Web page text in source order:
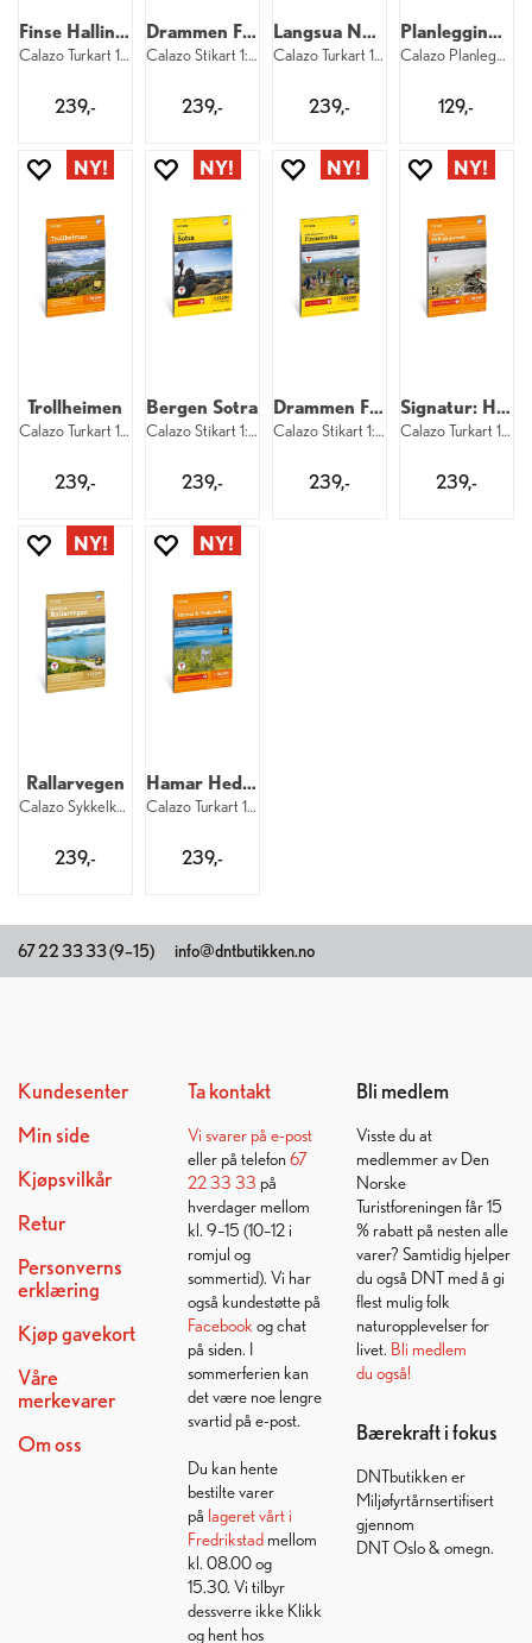
Finse Hallingskarvet Aurlandsdalen
Calazo Turkart 1:50 000
239,-
Drammen Finnemarka
Calazo Stikart 1:25 000
239,-
Langsua Nasjonalpark Spåtind
Calazo Turkart 1:50 000
239,-
Planleggingskart Midt-Norge
Calazo Planleggingskart 1:500 000 Midt
129,-
Trollheimen
Calazo Turkart 1:50 000
239,-
Bergen Sotra
Calazo Stikart 1:25 000
239,-
Drammen Finnemarka
Calazo Stikart 1:25 000
239,-
Signatur: Helt på grensen
Calazo Turkart 1:50 000
239,-
Rallarvegen
Calazo Sykkelkart 1:25 000
239,-
Hamar Hedmarken
Calazo Turkart 1:50 000
239,-
67 22 33 33 (9–15) info@dntbutikken.no
Kundesenter
Min side
Kjøpsvilkår
Retur
Personverns
erklæring
Kjøp gavekort
Våre
merkevarer
Om oss
Ta kontakt
Vi svarer på e-post
eller på telefon 67
22 33 33 på
hverdager mellom
kl. 9–15 (10–12 i
romjul og
sommertid). Vi har
også kundestøtte på
Facebook og chat
på siden. I
sommerferien kan
det være noe lengre
svartid på e-post.
Du kan hente
bestilte varer
på lageret vårt i
Fredrikstadmellom
kl. 08.00 og
15.30. Vi tilbyr
dessverre ikke Klikk
og hent hos
Bli medlem
Visste du at
medlemmer av Den
Norske
Turistforeningen får 15
% rabatt på nesten alle
varer? Samtidig hjelper
du også DNT med å gi
flest mulig folk
naturopplevelser for
livet. Bli medlem
du også!
Bærekraft i fokus
DNTbutikken er
Miljøfyrtårnsertifisert
gjennom
DNT Oslo & omegn.